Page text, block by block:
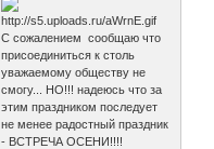
С сожалением сообщаю что
присоединиться к столь
уважаемому обществу не
смогу... НО!!! надеюсь что за
этим праздником последует
не менее радостный праздник
- ВСТРЕЧА ОСЕНИ!!!!